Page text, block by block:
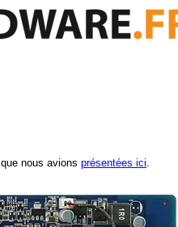
nous avions présentées ici.